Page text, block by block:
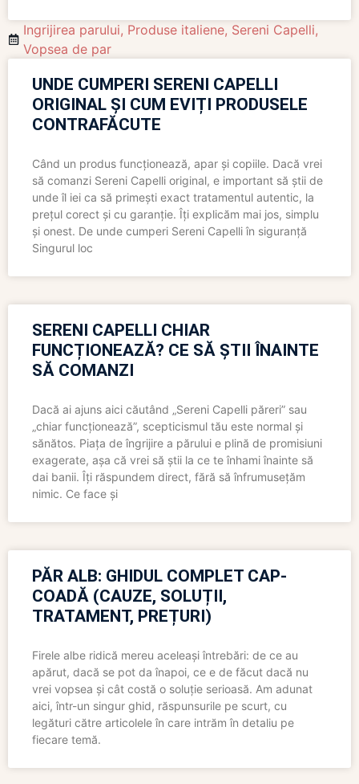
Ingrijirea parului, Produse italiene, Sereni Capelli,
Vopsea de par
UNDE CUMPERI SERENI CAPELLI
ORIGINAL ȘI CUM EVIȚI PRODUSELE
CONTRAFĂCUTE
Când un produs funcționează, apar și copiile. Dacă vrei
să comanzi Sereni Capelli original, e important să știi de
unde îl iei ca să primești exact tratamentul autentic, la
prețul corect și cu garanție. Îți explicăm mai jos, simplu
și onest. De unde cumperi Sereni Capelli în siguranță
Singurul loc
SERENI CAPELLI CHIAR
FUNCȚIONEAZĂ? CE SĂ ȘTII ÎNAINTE
SĂ COMANZI
Dacă ai ajuns aici căutând „Sereni Capelli păreri” sau
„chiar funcționează”, scepticismul tău este normal și
sănătos. Piața de îngrijire a părului e plină de promisiuni
exagerate, așa că vrei să știi la ce te înhami înainte să
dai banii. Îți răspundem direct, fără să înfrumusețăm
nimic. Ce face și
PĂR ALB: GHIDUL COMPLET CAP-
COADĂ (CAUZE, SOLUȚII,
TRATAMENT, PREȚURI)
Firele albe ridică mereu aceleași întrebări: de ce au
apărut, dacă se pot da înapoi, ce e de făcut dacă nu
vrei vopsea și cât costă o soluție serioasă. Am adunat
aici, într-un singur ghid, răspunsurile pe scurt, cu
legături către articolele în care intrăm în detaliu pe
fiecare temă.